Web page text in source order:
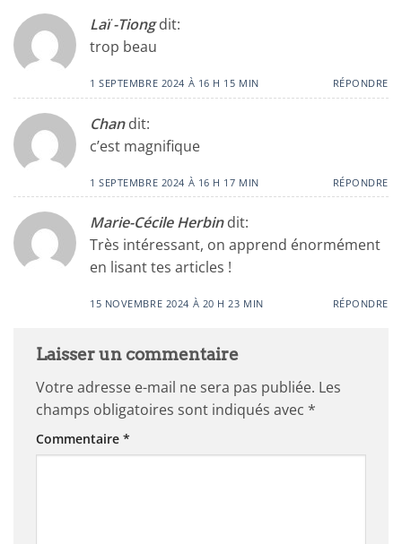
Laï -Tiong dit:
trop beau
1 SEPTEMBRE 2024 À 16 H 15 MIN RÉPONDRE
Chan dit:
c’est magnifique
1 SEPTEMBRE 2024 À 16 H 17 MIN RÉPONDRE
Marie-Cécile Herbin dit:
Très intéressant, on apprend énormément
en lisant tes articles !
15 NOVEMBRE 2024 À 20 H 23 MIN RÉPONDRE
Laisser un commentaire
Votre adresse e-mail ne sera pas publiée. Les
champs obligatoires sont indiqués avec *
Commentaire *